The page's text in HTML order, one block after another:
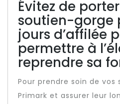
Évitez de
soutien-gorge
jours d’affilée
permettre à
reprendre sa
Pour prendre soin de vos
Primark et assurer leur